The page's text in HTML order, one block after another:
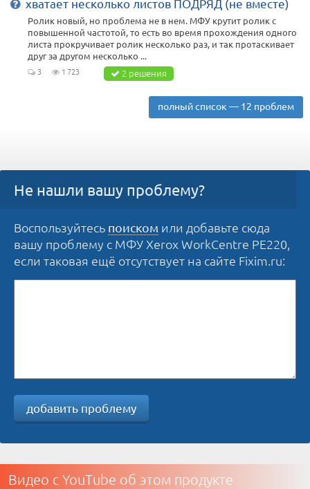
хватает несколько листов ПОДРЯД (не вместе)
Ролик новый, но проблема не в нем. МФУ крутит ролик с
повышенной частотой, то есть во время прохождения одного
листа прокручивает ролик несколько раз, и так протаскивает
друг за другом несколько ...
3 1 723 2 решения
полный список — 12 проблем
Не нашли вашу проблему?
Воспользуйтесь поиском или добавьте сюда
вашу проблему с МФУ Xerox WorkCentre PE220,
если таковая ещё отсутствует на сайте Fixim.ru:
добавить проблему
Видео с YouTube об этом продукте